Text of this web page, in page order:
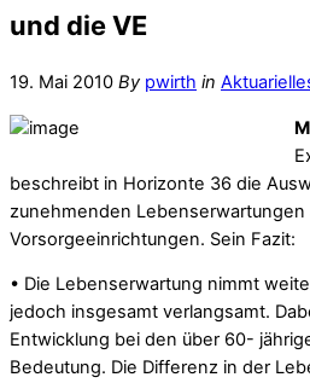
und die VE
19. Mai 2010 By pwirth in
beschreibt in Horizonte 36 die
zunehmenden Lebenserwartungen
Vorsorgeeinrichtungen. Sein Fazit:
• Die Lebenserwartung nimmt
jedoch insgesamt verlangsamt.
Entwicklung bei den über 60-
Bedeutung. Die Differenz in der